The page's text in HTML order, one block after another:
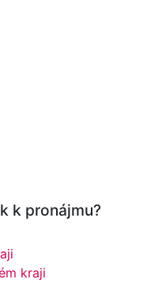
k pronájmu?
kraji